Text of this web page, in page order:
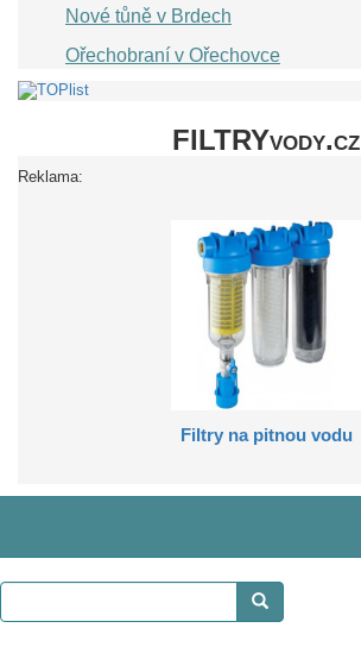
Nové tůně v Brdech
Ořechobraní v Ořechovce
FILTRYvody.cz
Reklama:
Filtry na pitnou vodu